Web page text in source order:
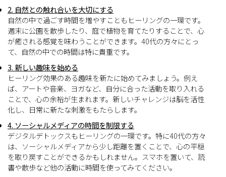
2. 自然との触れ合いを大切にする
自然の中で過ごす時間を増やすこともヒーリングの一環です。
週末に公園を散歩したり、庭で植物を育てたりすることで、心
が癒される感覚を味わうことができます。40代の方々にとっ
て、自然の中での時間は特に貴重です。
3. 新しい趣味を始める
ヒーリング効果のある趣味を新たに始めてみましょう。例え
ば、アートや音楽、ヨガなど、自分に合った活動を取り入れる
ことで、心の余裕が生まれます。新しいチャレンジは脳を活性
化し、日常に新たな刺激をもたらします。
4. ソーシャルメディアの時間を制限する
デジタルデトックスもヒーリングの一環です。特に40代の方々
は、ソーシャルメディアから少し距離を置くことで、心の平穏
を取り戻すことができるかもしれません。スマホを置いて、読
書や散歩など他の活動に時間を使ってみてください。